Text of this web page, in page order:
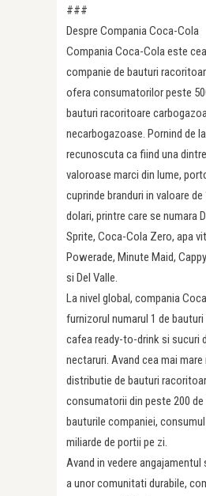
###
Despre Compania Coca-Cola
Compania Coca-Cola este
companie de bauturi
ofera consumatorilor peste
bauturi racoritoare
necarbogazoase. Pornind de
recunoscuta ca fiind una
valoroase marci din lume,
cuprinde branduri in valoare de
dolari, printre care se numara
Sprite, Coca-Cola Zero, apa
Powerade, Minute Maid,
si Del Valle.
La nivel global, compania
furnizorul numarul 1 de
cafea ready-to-drink si sucuri
nectaruri. Avand cea mai mare
distributie de bauturi
consumatorii din peste 200 de
bauturile companiei,
miliarde de portii pe zi.
Avand in vedere angajamentul
a unor comunitati durabile,